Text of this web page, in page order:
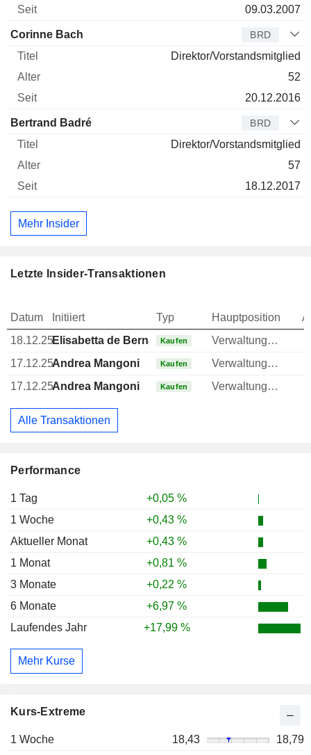
Performance
1 Tag
+0,05 %
1 Woche
+0,43 %
Aktueller Monat
+0,43 %
1 Monat
+0,81 %
3 Monate
+0,22 %
6 Monate
+6,97 %
Laufendes Jahr
+17,99 %
Mehr Kurse
Kurs-Extreme
1 Woche 18,43
18,79
09.03.2007
Corinne Bach BRD
Direktor/Vorstandsmitglied
52
20.12.2016
Bertrand Badré BRD
Direktor/Vorstandsmitglied
57
18.12.2017
Mehr Insider
Letzte Insider-Transaktionen
Datum Initiiert Typ Hauptposition
18.12.25Elisabetta de Bernardi di Valserra
Kaufen
Verwaltungsratsmitglied
17.12.25Andrea Mangoni Kaufen Verwaltungsratsmitglied
17.12.25Andrea Mangoni Kaufen Verwaltungsratsmitglied
Alle Transaktionen